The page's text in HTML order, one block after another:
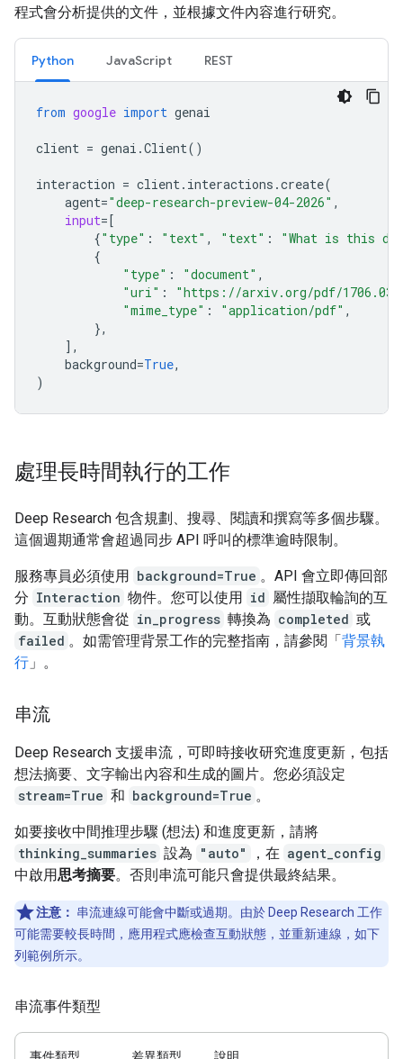
程式會分析提供的文件，並根據文件內容進行研究。
Python JavaScript REST
from google import genai
client = genai .Client()
interaction = client. interactions .create(
agent="deep-research-preview-04-2026" ,
input=[
{"type" : "text" , "text" :
"What is this
{
"type" : "document" ,
"uri" :
"https://arxiv.org/pdf/
"mime_type" : "application/pdf" ,
},
],
background=True,
)
處理長時間執行的工作
Deep Research 包含規劃、搜尋、閱讀和撰寫等多個步驟。
這個週期通常會超過同步 API 呼叫的標準逾時限制。
服務專員必須使用 background=True 。API 會立即傳回部
分 Interaction 物件。您可以使用 id 屬性擷取輪詢的互
動。互動狀態會從 in_progress 轉換為 completed 或
failed 。如需管理背景工作的完整指南，請參閱「背景執
行 」。
串流
Deep Research 支援串流，可即時接收研究進度更新，包括
想法摘要、文字輸出內容和生成的圖片。您必須設定
stream=True 和 background=True 。
如要接收中間推理步驟 (想法) 和進度更新，請將
thinking_summaries 設為 "auto" ，在 agent_config
中啟用思考摘要。否則串流可能只會提供最終結果。
注意： 串流連線可能會中斷或過期。由於 Deep Research 工作
可能需要較長時間，應用程式應檢查互動狀態，並重新連線，如下
列範例所示。
串流事件類型